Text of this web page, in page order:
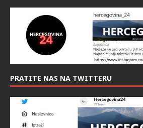
PRATITE NAS NA TWITTERU